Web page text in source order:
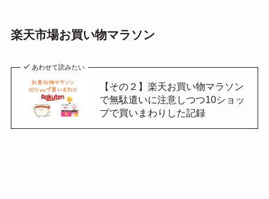
楽天市場お買い物マラソン
あわせて読みたい
【その２】楽天お買い物マラソン
で無駄遣いに注意しつつ10ショッ
プで買いまわりした記録